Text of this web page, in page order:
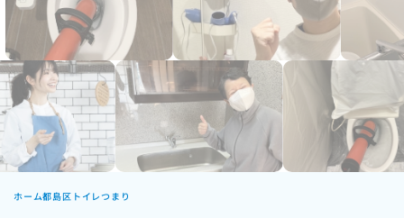
ホーム都島区トイレつまり